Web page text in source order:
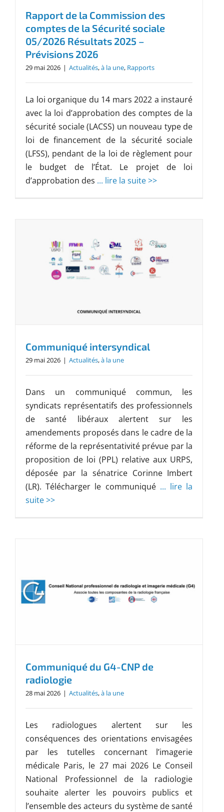
Rapport de la Commission des
comptes de la Sécurité sociale
05/2026 Résultats 2025 –
Prévisions 2026
29 mai 2026 | Actualités,à la une, Rapports
La loi organique du 14 mars 2022 a instauré
avec la loi d’approbation des comptes de la
sécurité sociale (LACSS) un nouveau type de
loi de financement de la sécurité sociale
(LFSS), pendant de la loi de règlement pour
le budget de l’État. Le projet de loi
d’approbation des ... lire la suite >>
Communiqué intersyndical
29 mai 2026 | Actualités,à la une
Dans un communiqué commun, les
syndicats représentatifs des professionnels
de santé libéraux alertent sur les
amendements proposés dans le cadre de la
réforme de la représentativité prévue par la
proposition de loi (PPL) relative aux URPS,
déposée par la sénatrice Corinne Imbert
(LR). Télécharger le communiqué ... lire la
suite >>
Communiqué du G4-CNP de
radiologie
28 mai 2026 | Actualités,à la une
Les radiologues alertent sur les
conséquences des orientations envisagées
par les tutelles concernant l’imagerie
médicale Paris, le 27 mai 2026 Le Conseil
National Professionnel de la radiologie
souhaite alerter les pouvoirs publics et
l’ensemble des acteurs du système de santé